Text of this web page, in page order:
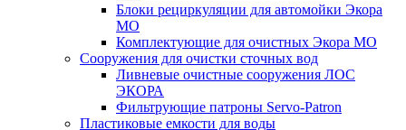
Блоки рециркуляции для автомойки Экора
МО
Комплектующие для очистных Экора МО
Сооружения для очистки сточных вод
Ливневые очистные сооружения ЛОС
ЭКОРА
Фильтрующие патроны Servo-Patron
Пластиковые емкости для воды